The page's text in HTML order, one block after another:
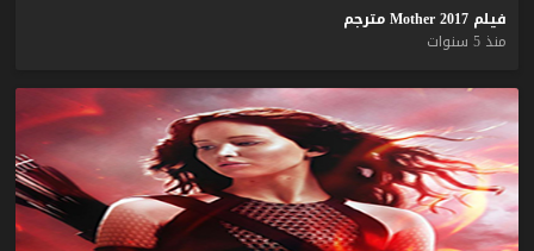
فيلم Mother 2017
مترجم
منذ 5 سنوات